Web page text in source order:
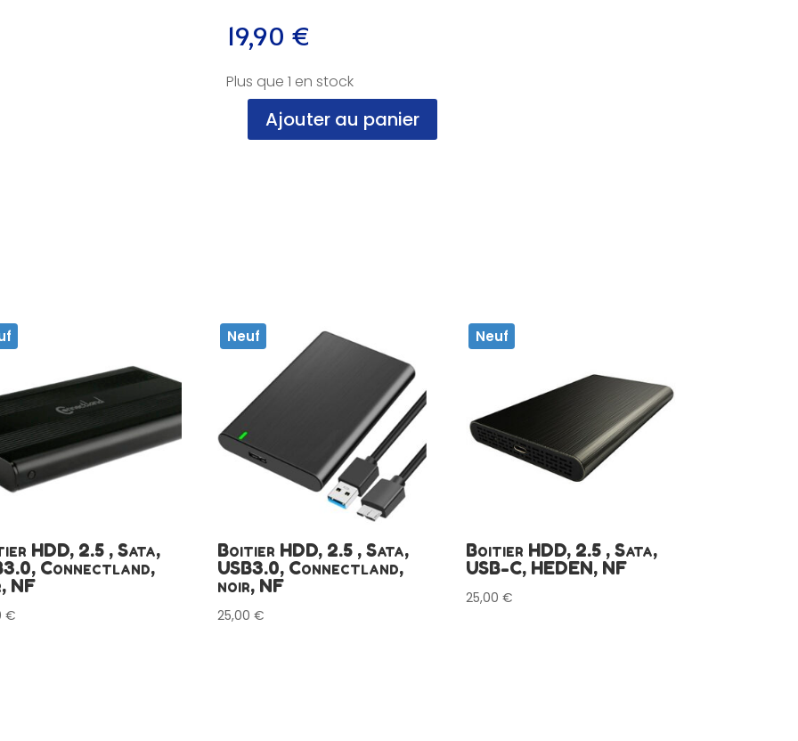
19,90 €
Plus que 1 en stock
quantité
NF
Ajouter au panier
HDD, 2.5 , Sata,
Connectland,
NF
€
Neuf
Boitier HDD, 2.5 , Sata,
USB3.0, Connectland,
noir, NF
25,00€
Neuf
Boitier HDD, 2.5 , Sata,
USB-C, HEDEN, NF
25,00€